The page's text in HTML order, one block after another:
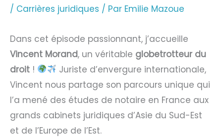
/ Carrières juridiques / Par Emilie Mazoue
Dans cet épisode passionnant, j’accueille
Vincent Morand, un véritable globetrotteur du
droit !
Juriste d’envergure internationale,
Vincent nous partage son parcours unique qui
l’a mené des études de notaire en France aux
grands cabinets juridiques d’Asie du Sud-Est
et de l’Europe de l’Est.